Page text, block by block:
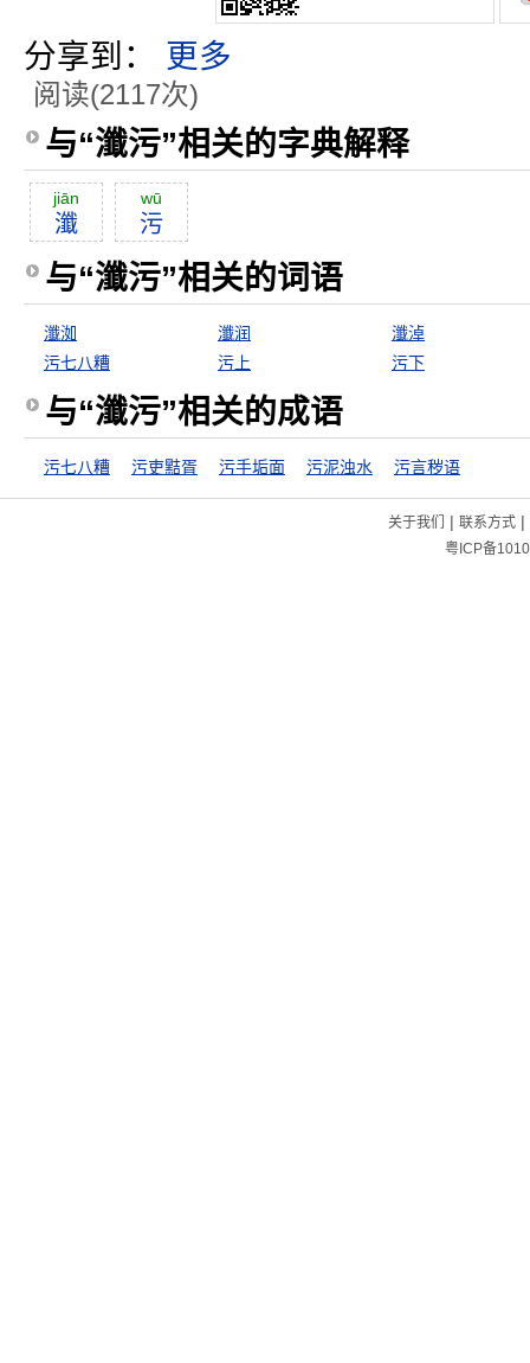
分享到： 更多
阅读(2117次)
与“瀸污”相关的字典解释
jiān
瀸
wū
污
与“瀸污”相关的词语
瀸洳 瀸润
瀸淖
污七八糟
污上 污下
与“瀸污”相关的成语
污七八糟 污吏黠胥 污手垢面 污泥浊水 污言秽语
关于我们 | 联系方式|
粤ICP备